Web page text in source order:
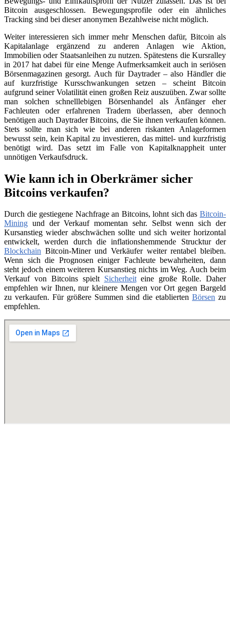
Bitcoin ausgeschlossen. Bewegungsprofile oder ein ähnliches
Tracking sind bei dieser anonymen Bezahlweise nicht möglich.
Weiter interessieren sich immer mehr Menschen dafür, Bitcoin als
Kapitalanlage ergänzend zu anderen Anlagen wie Aktion,
Immobilien oder Staatsanleihen zu nutzen. Spätestens die Kursralley
in 2017 hat dabei für eine Menge Aufmerksamkeit auch in seriösen
Börsenmagazinen gesorgt. Auch für Daytrader – also Händler die
auf kurzfristige Kursschwankungen setzen – scheint Bitcoin
aufgrund seiner Volatilität einen großen Reiz auszuüben. Zwar sollte
man solchen schnelllebigen Börsenhandel als Änfänger eher
Fachleuten oder erfahrenen Tradern überlassen, aber dennoch
benötigen auch Daytrader Bitcoins, die Sie ihnen verkaufen können.
Stets sollte man sich wie bei anderen riskanten Anlageformen
bewusst sein, kein Kapital zu investieren, das mittel- und kurzfristig
benötigt wird. Das setzt im Falle von Kapitalknappheit unter
unnötigen Verkaufsdruck.
Wie kann ich in Oberkrämer sicher
Bitcoins verkaufen?
Durch die gestiegene Nachfrage an Bitcoins, lohnt sich das Bitcoin-
Mining und der Verkauf momentan sehr. Selbst wenn sich der
Kursanstieg wieder abschwächen sollte und sich weiter horizontal
entwickelt, werden durch die inflationshemmende Strucktur der
Blockchain Bitcoin-Miner und Verkäufer weiter rentabel bleiben.
Wenn sich die Prognosen einiger Fachleute bewahrheiten, dann
steht jedoch einem weiteren Kursanstieg nichts im Weg. Auch beim
Verkauf von Bitcoins spielt Sicherheiteine große Rolle. Daher
empfehlen wir Ihnen, nur kleinere Mengen vor Ort gegen Bargeld
zu verkaufen. Für größere Summen sind die etablierten Börsen zu
empfehlen.